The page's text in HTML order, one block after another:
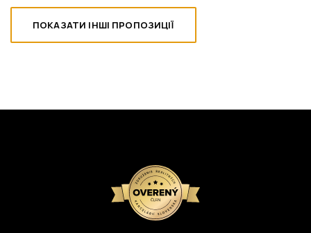
ПОКАЗАТИ ІНШІ ПРОПОЗИЦІЇ